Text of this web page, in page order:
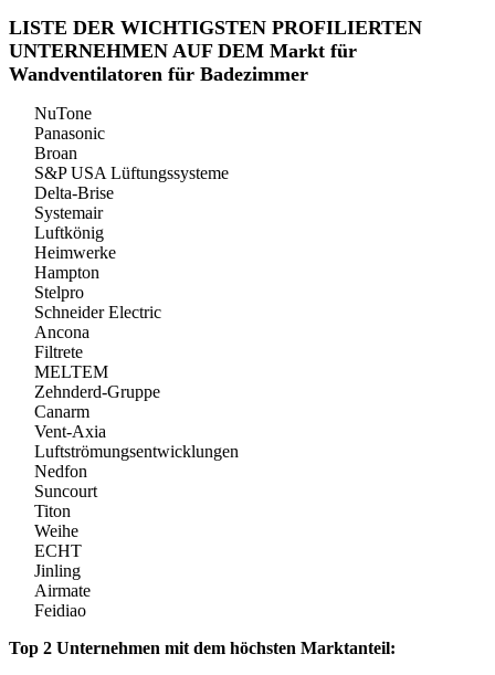
LISTE DER WICHTIGSTEN PROFILIERTEN
UNTERNEHMEN AUF DEM Markt für
Wandventilatoren für Badezimmer
NuTone
Panasonic
Broan
S&P USA Lüftungssysteme
Delta-Brise
Systemair
Luftkönig
Heimwerke
Hampton
Stelpro
Schneider Electric
Ancona
Filtrete
MELTEM
Zehnderd-Gruppe
Canarm
Vent-Axia
Luftströmungsentwicklungen
Nedfon
Suncourt
Titon
Weihe
ECHT
Jinling
Airmate
Feidiao
Top 2 Unternehmen mit dem höchsten Marktanteil: